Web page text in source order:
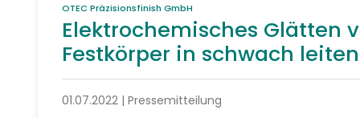
OTEC Präzisionsfinish GmbH
Elektrochemisches Glätten
Festkörper in schwach
01.07.2022 | Pressemitteilung